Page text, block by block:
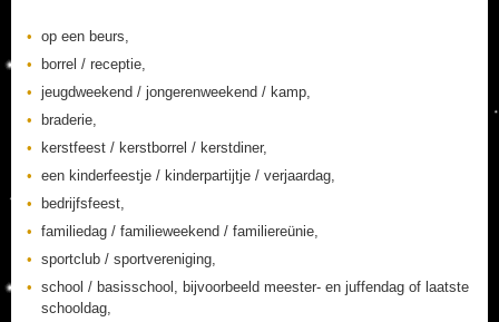
op een beurs,
borrel / receptie,
jeugdweekend / jongerenweekend / kamp,
braderie,
kerstfeest / kerstborrel / kerstdiner,
een kinderfeestje / kinderpartijtje / verjaardag,
bedrijfsfeest,
familiedag / familieweekend / familiereünie,
sportclub / sportvereniging,
school / basisschool, bijvoorbeeld meester- en juffendag of laatste
schooldag,